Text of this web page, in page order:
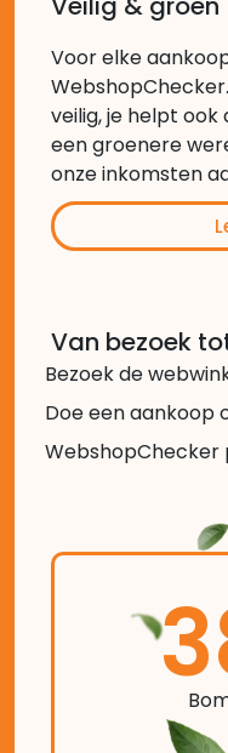
Voor elke
veilig, je helpt
een groenere
onze inkomsten
Van bezoek
Bezoek de
Doe een aankoop